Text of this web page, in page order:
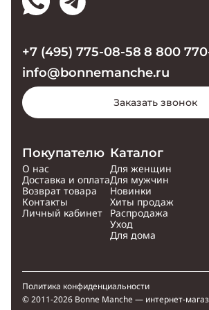
Покупателю
О нас
Доставка и оплата
Возврат товара
Контакты
Личный кабинет
Каталог
Для женщин
Для мужчин
Новинки
Хиты продаж
Распродажа
Уход
Для дома
+7 (495) 775-08-58 8 800
info@bonnemanche.ru
Заказать звонок
© 2011-2026 Bonne Manche — интернет-
Политика конфиденциальности